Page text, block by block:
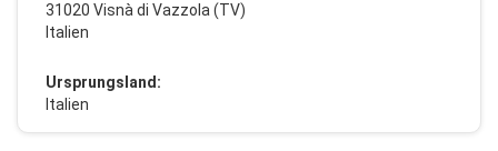
31020 Visnà di Vazzola (TV)
Italien
Ursprungsland:
Italien